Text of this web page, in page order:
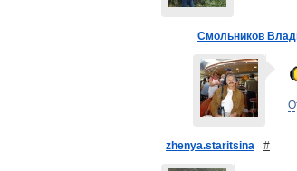
Смольников
zhenya.staritsina #